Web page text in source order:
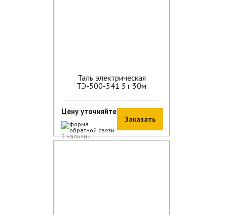
Таль электрическая
ТЭ-500-541 5т 30м
Цену уточняйте
В наличии
Заказать